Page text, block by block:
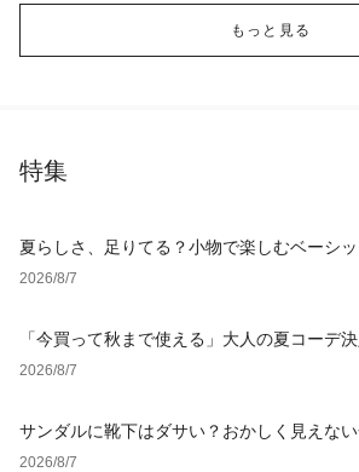
もっと見る
特集
夏らしさ、足りてる？小物で楽しむベーシ
2026/8/7
「今買って秋まで使える」大人の夏コーデ
タイルとNGな着こなし
2026/8/7
サンダルに靴下はダサい？おかしく見えない
と男女別おすすめコーデ
2026/8/7